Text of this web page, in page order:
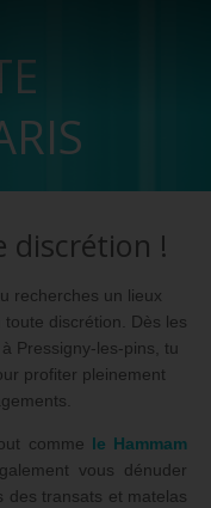
discrétion !
recherches un lieux
discrétion. Dès les
Pressigny-les-pins, tu
profiter pleinement
comme le Hammam
vous dénuder
des transats et matelas